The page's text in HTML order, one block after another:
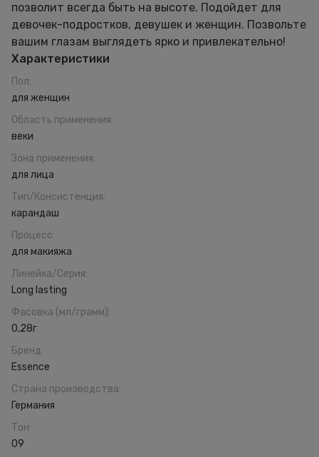
позволит всегда быть на высоте. Подойдет для
девочек-подростков, девушек и женщин. Позвольте
вашим глазам выглядеть ярко и привлекательно!
Характеристики
Пол:
для женщин
Область применения:
веки
Зона применения:
для лица
Тип/Консистенция:
карандаш
Процесс:
для макияжа
Линейка/Серия:
Long lasting
Фасовка (мл/грамм):
0,28г
Бренд:
Essence
Страна производства:
Германия
Тон:
09